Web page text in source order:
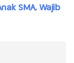
SMA, Wajib